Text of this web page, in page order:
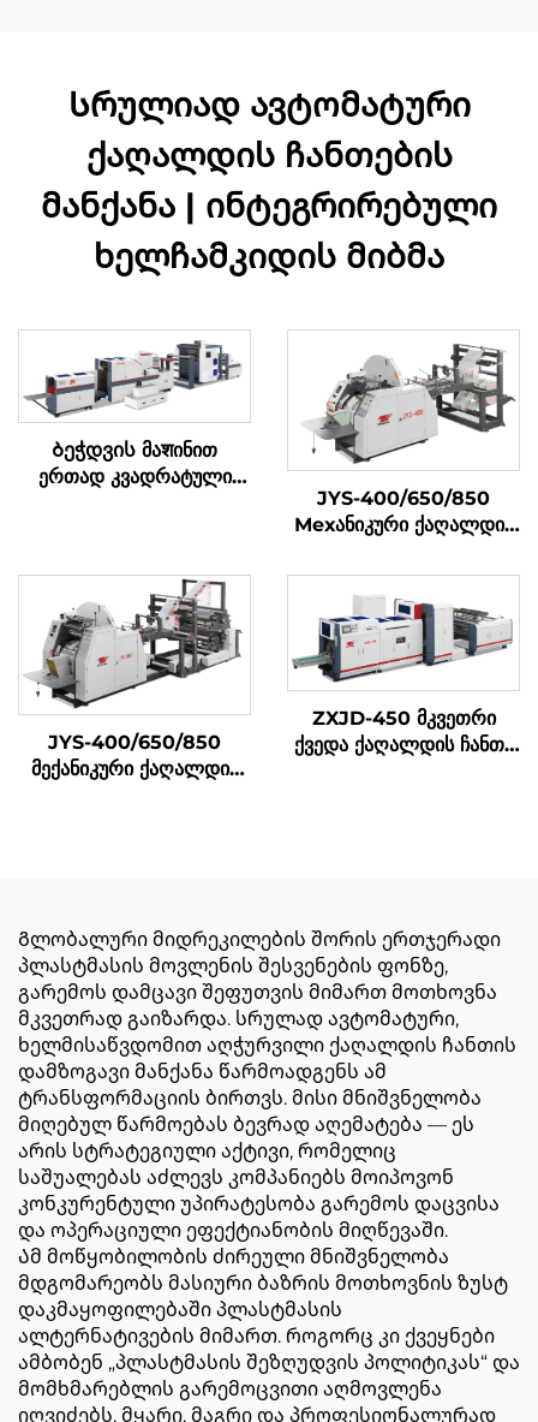
Სრულიად ავტომატური
ქაღალდის ჩანთების
მანქანა | ინტეგრირებული
ხელჩამკიდის მიბმა
Ბეჭდვის მაशინით
ერთად კვადრატული
JYS-400/650/850
Мехანიკური ქაღალდის
JYS-400/650/850
მექანიკური ქაღალდის
ZXJD-450 მკვეთრი
ქვედა ქაღალდის ჩანთა
Გლობალური მიდრეკილების შორის ერთჯერადი
პლასტმასის მოვლენის შესვენების ფონზე,
გარემოს დამცავი შეფუთვის მიმართ მოთხოვნა
მკვეთრად გაიზარდა. სრულად ავტომატური,
ხელმისაწვდომით აღჭურვილი ქაღალდის ჩანთის
დამზოგავი მანქანა წარმოადგენს ამ
ტრანსფორმაციის ბირთვს. მისი მნიშვნელობა
მიღებულ წარმოებას ბევრად აღემატება — ეს
არის სტრატეგიული აქტივი, რომელიც
საშუალებას აძლევს კომპანიებს მოიპოვონ
კონკურენტული უპირატესობა გარემოს დაცვისა
და ოპერაციული ეფექტიანობის მიღწევაში.
Ამ მოწყობილობის ძირეული მნიშვნელობა
მდგომარეობს მასიური ბაზრის მოთხოვნის ზუსტ
დაკმაყოფილებაში პლასტმასის
ალტერნატივების მიმართ. როგორც კი ქვეყნები
ამბობენ „პლასტმასის შეზღუდვის პოლიტიკას“ და
მომხმარებლის გარემოცვითი აღმოვლენა
იღვიძებს, მყარი, მაგრი და პროფესიონალურად